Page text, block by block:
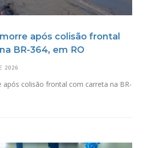
após colisão frontal
BR-364, em RO
2026
colisão frontal com carreta na BR-